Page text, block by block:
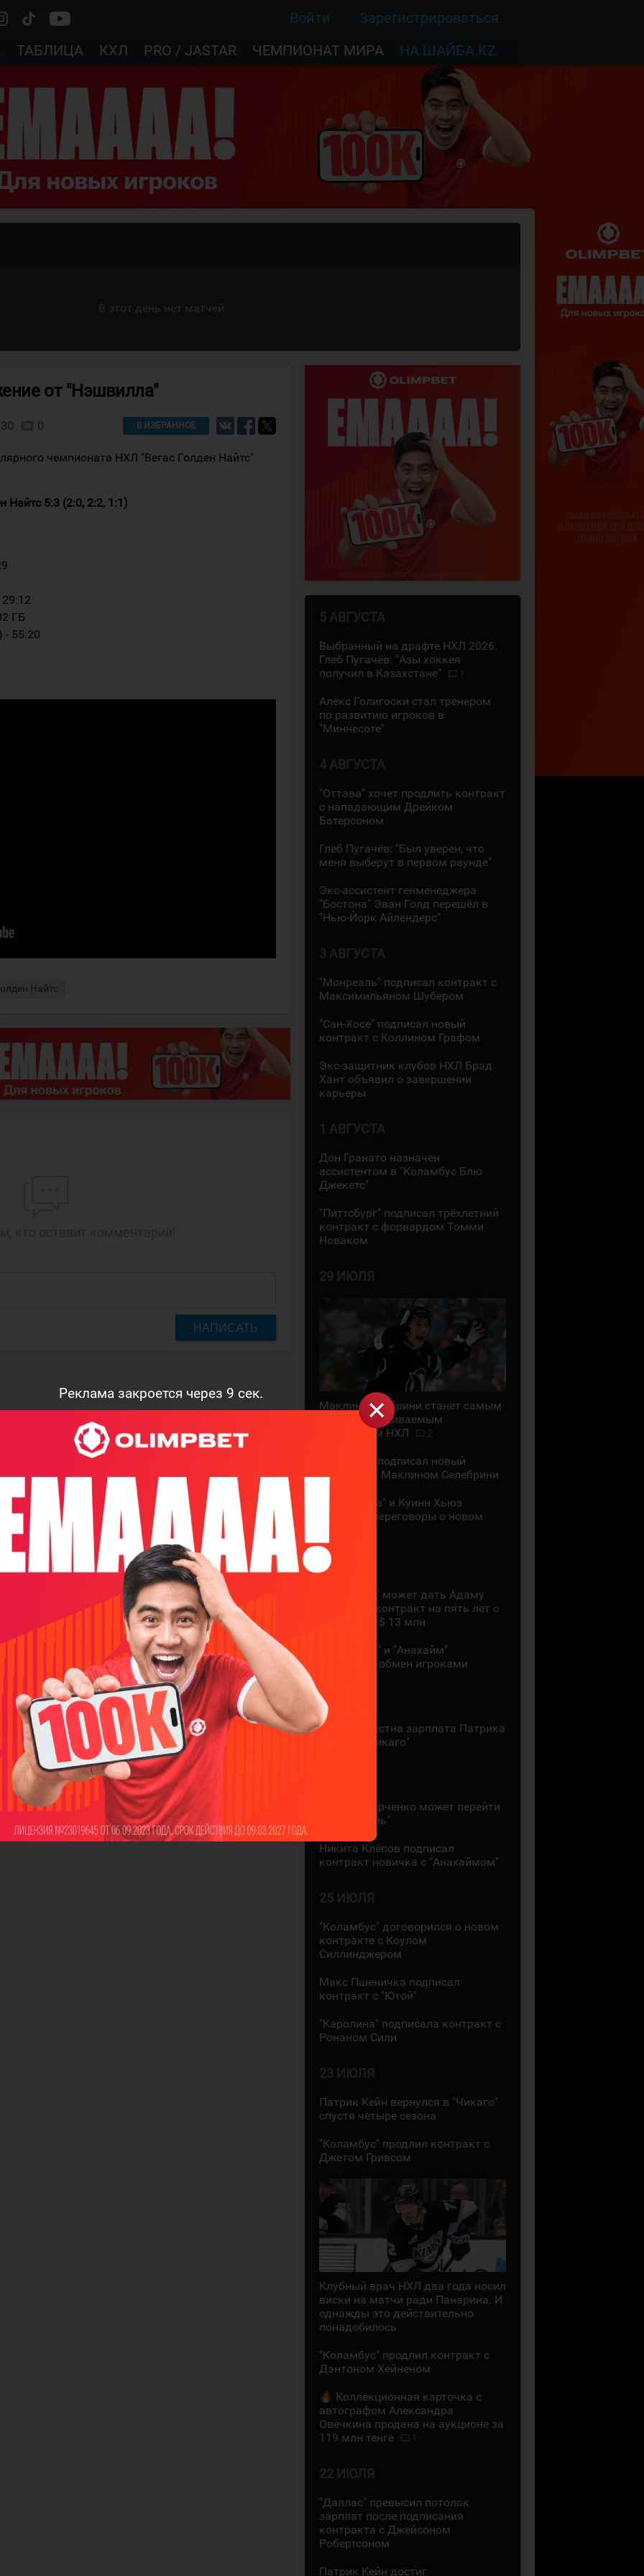
Реклама закроется через 8 сек.
Войти
Зарегистрироваться
ТАБЛИЦА КХЛ PRO / JASTAR ЧЕМПИОНАТ МИРА НА ШАЙБА.KZ
В этот день нет матчей
от "Нэшвилла"
30 0 В ИЗБРАННОЕ
чемпионата НХЛ "Вегас Голден Найтс"
Найтс 5:3 (2:0, 2:2, 1:1)
ГБ
- 55:20
Найтс
НАПИСАТЬ
5 АВГУСТА
Выбранный на драфте НХЛ 2026.
Глеб Пугачёв: "Азы хоккея
получил в Казахстане"
Алекс Голигоски стал тренером
по развитию игроков в
"Миннесоте"
4 АВГУСТА
"Оттава" хочет продлить контракт
с нападающим Дрейком
Батерсоном
Глеб Пугачёв: "Был уверен, что
меня выберут в первом раунде"
Экс-ассистент генменеджера
"Бостона" Эван Голд перешёл в
"Нью-Йорк Айлендерс"
3 АВГУСТА
"Монреаль" подписал контракт с
Максимильяном Шубером
"Сан-Хосе" подписал новый
контракт с Коллином Графом
Экс-защитник клубов НХЛ Брэд
Хант объявил о завершении
карьеры
1 АВГУСТА
Дон Гранато назначен
ассистентом в "Коламбус Блю
Джекетс"
"Питтсбург" подписал трёхлетний
контракт с форвардом Томми
Новаком
29 ИЮЛЯ
Маклин Селебрини станет самым
высокооплачиваемым
хоккеистом НХЛ
"Сан-Хосе" подписал новый
контракт с Маклином Селебрини
"Миннесота" и Куинн Хьюз
проведут переговоры о новом
28 ИЮЛЯ
"Коламбус" может дать Адаму
Фантилли контракт на пять лет с
зарплатой $ 13 млн
"Монреаль" и "Анахайм"
произвели обмен игроками
27 ИЮЛЯ
Стала известна зарплата Патрика
Кейна в "Чикаго"
Кирилл Марченко может перейти
в "Монреаль"
Никита Клёпов подписал
контракт новичка с "Анахаймом"
25 ИЮЛЯ
"Коламбус" договорился о новом
контракте с Коулом
Силлинджером
Макс Пшеничка подписал
контракт с "Ютой"
"Каролина" подписала контракт с
Ронаном Сили
23 ИЮЛЯ
Патрик Кейн вернулся в "Чикаго"
спустя четыре сезона
"Коламбус" продлил контракт с
Джетом Гривсом
Клубный врач НХЛ два года носил
виски на матчи ради Панарина. И
однажды это действительно
понадобилось
"Коламбус" продлил контракт с
Дэнтоном Хейненом
Коллекционная карточка с
автографом Александра
Овечкина продана на аукционе за
119 млн тенге
22 ИЮЛЯ
"Даллас" превысил потолок
зарплат после подписания
контракта с Джейсоном
Робертсоном
Патрик Кейн достиг